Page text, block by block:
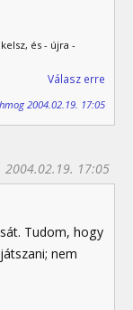
és - újra -
Válasz erre
2004.02.19. 17:05
2004.02.19. 17:05
Tudom, hogy
nem